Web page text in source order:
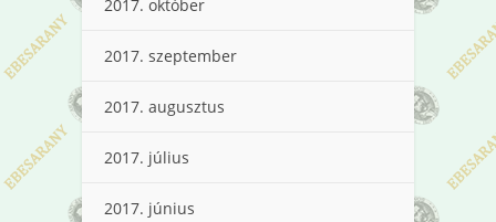
2017. október
2017. szeptember
2017. augusztus
2017. július
2017. június